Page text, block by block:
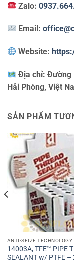
Zalo:
Email:
Website:
Địa chỉ:Đường
Hải Phòng, Việt
SẢN PHẨM
ANTI-SEIZE TECHNOLOGY
14003A, TFE™ PIPE
SEALANT w/ PTFE –